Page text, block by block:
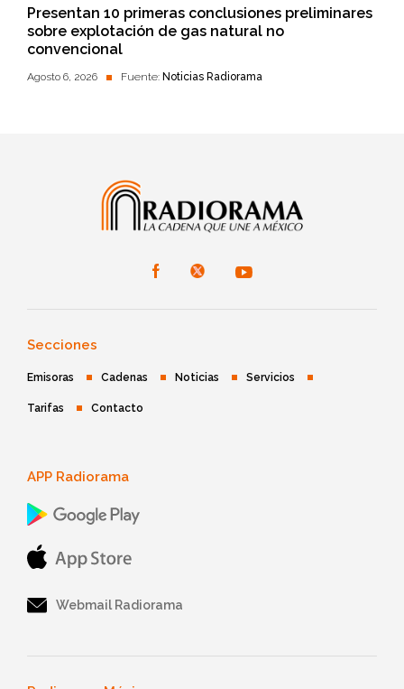
Presentan 10 primeras conclusiones preliminares
sobre explotación de gas natural no
convencional
Agosto 6, 2026 Fuente: Noticias Radiorama
Secciones
Emisoras Cadenas Noticias Servicios
Tarifas Contacto
APP Radiorama
Webmail Radiorama